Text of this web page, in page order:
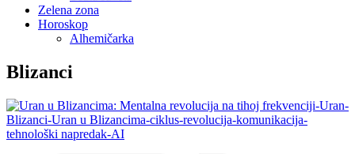
Zelena zona
Horoskop
Alhemičarka
Blizanci